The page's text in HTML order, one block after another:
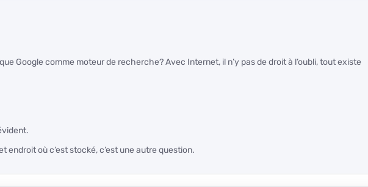
Google comme moteur de recherche? Avec Internet, il n’y pas de droit à l’oubli, tout existe
endroit où c’est stocké, c’est une autre question.